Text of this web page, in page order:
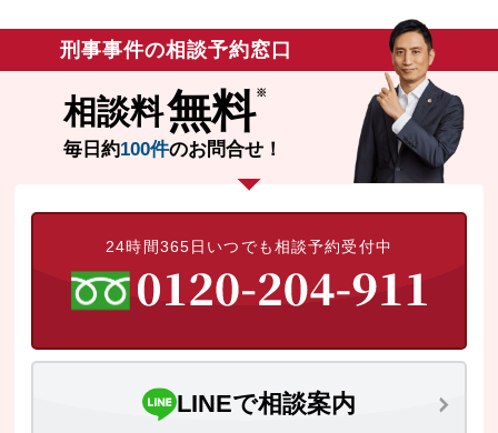
刑事事件の相談予約窓口
相談料無料
毎日約100件のお問合せ！
24時間365日いつでも相談予約受付中
LINEで相談案内